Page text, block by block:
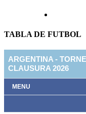
TABLA DE FUTBOL